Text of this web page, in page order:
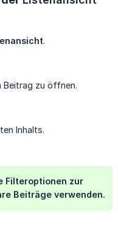
.
Beitrag zu öffnen.
Inhalts.
Filteroptionen zur
Beiträge verwenden.